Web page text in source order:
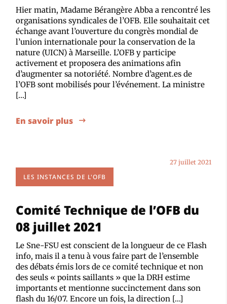
Hier matin, Madame Bérangère Abba a rencontré les
organisations syndicales de l’OFB. Elle souhaitait cet
échange avant l’ouverture du congrès mondial de
l’union internationale pour la conservation de la
nature (UICN) à Marseille. L’OFB y participe
activement et proposera des animations afin
d’augmenter sa notoriété. Nombre d’agent.es de
l’OFB sont mobilisés pour l’événement. La ministre
[…]
En savoir plus
LES INSTANCES DE L'OFB
27 juillet 2021
Comité Technique de l’OFB du
08 juillet 2021
Le Sne-FSU est conscient de la longueur de ce Flash
info, mais il a tenu à vous faire part de l’ensemble
des débats émis lors de ce comité technique et non
des seuls « points saillants » que la DRH estime
importants et mentionne succinctement dans son
flash du 16/07. Encore un fois, la direction […]